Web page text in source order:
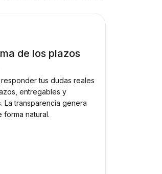
de los plazos
tus dudas reales
entregables y
La transparencia genera
forma natural.